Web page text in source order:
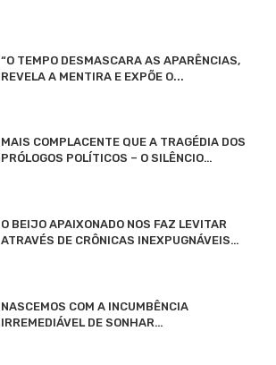
“O TEMPO DESMASCARA AS APARÊNCIAS,
REVELA A MENTIRA E EXPÕE O...
MAIS COMPLACENTE QUE A TRAGÉDIA DOS
PRÓLOGOS POLÍTICOS – O SILÊNCIO…
O BEIJO APAIXONADO NOS FAZ LEVITAR
ATRAVÉS DE CRÔNICAS INEXPUGNÁVEIS…
NASCEMOS COM A INCUMBÊNCIA
IRREMEDIÁVEL DE SONHAR…